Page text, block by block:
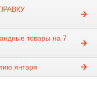
товары на 7
янтаря